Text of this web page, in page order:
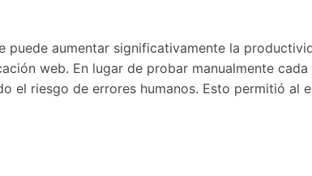
puede aumentar significativamente la
web. En lugar de probar manualmente
el riesgo de errores humanos. Esto permitió